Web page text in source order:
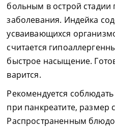
больным в острой стадии
заболевания. Индейка
усваивающихся
считается
быстрое насыщение.
варится.
Рекомендуется
при панкреатите, размер
Распространенным